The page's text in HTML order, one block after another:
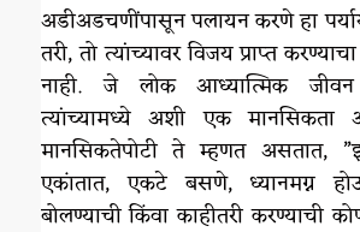
अडीअडचणींपासून पलायन करणे हा
तरी, तो त्यांच्यावर विजय प्राप्त
नाही. जे लोक आध्यात्मिक
त्यांच्यामध्ये अशी एक
मानसिकतेपोटी ते म्हणत असतात,
एकांतात, एकटे बसणे, ध्यानमग्न
बोलण्याची किंवा काहीतरी करण्याची